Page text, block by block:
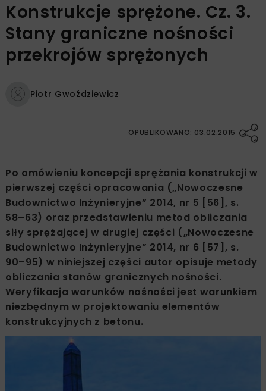
Konstrukcje sprężone. Cz. 3.
Stany graniczne nośności
przekrojów sprężonych
Piotr Gwoździewicz
OPUBLIKOWANO: 03.02.2015
Po omówieniu koncepcji sprężania konstrukcji w
pierwszej części opracowania („Nowoczesne
Budownictwo Inżynieryjne” 2014, nr 5 [56], s.
58–63) oraz przedstawieniu metod obliczania
siły sprężającej w drugiej części („Nowoczesne
Budownictwo Inżynieryjne” 2014, nr 6 [57], s.
90–95) w niniejszej części autor opisuje metody
obliczania stanów granicznych nośności.
Weryfikacja warunków nośności jest warunkiem
niezbędnym w projektowaniu elementów
konstrukcyjnych z betonu.